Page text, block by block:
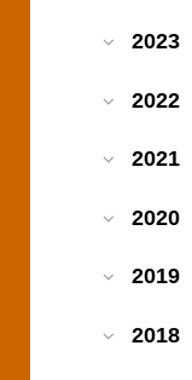
2023
2022
2021
2020
2019
2018